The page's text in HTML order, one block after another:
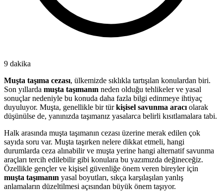
9 dakika
Muşta taşıma cezası, ülkemizde sıklıkla tartışılan konulardan biri.
Son yıllarda muşta taşımanın neden olduğu tehlikeler ve yasal
sonuçlar nedeniyle bu konuda daha fazla bilgi edinmeye ihtiyaç
duyuluyor. Muşta, genellikle bir türkişisel savunma aracı olarak
düşünülse de, yanınızda taşımanız yasalarca belirli kısıtlamalara tabi.
Halk arasında muşta taşımanın cezası üzerine merak edilen çok
sayıda soru var. Muşta taşırken nelere dikkat etmeli, hangi
durumlarda ceza alınabilir ve muşta yerine hangi alternatif savunma
araçları tercih edilebilir gibi konulara bu yazımızda değineceğiz.
Özellikle gençler ve kişisel güvenliğe önem veren bireyler için
muşta taşımanın yasal boyutları, sıkça karşılaşılan yanlış
anlamaların düzeltilmesi açısından büyük önem taşıyor.